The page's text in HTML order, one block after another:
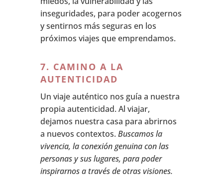
inseguridades, para poder acogernos
y sentirnos más seguras en los
próximos viajes que emprendamos.
7. CAMINO A LA
AUTENTICIDAD
Un viaje auténtico nos guía a nuestra
propia autenticidad. Al viajar,
dejamos nuestra casa para abrirnos
a nuevos contextos. Buscamos la
vivencia, la conexión genuina con las
personas y sus lugares, para poder
inspirarnos a través de otras visiones.